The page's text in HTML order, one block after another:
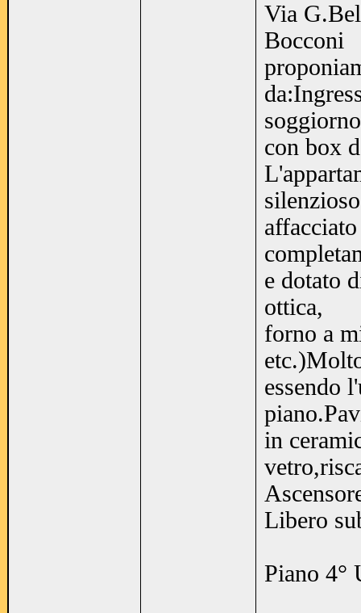
Via
Bocconi
con box
e dotato
ottica,
forno a
essendo
in
Libero
Piano 4°